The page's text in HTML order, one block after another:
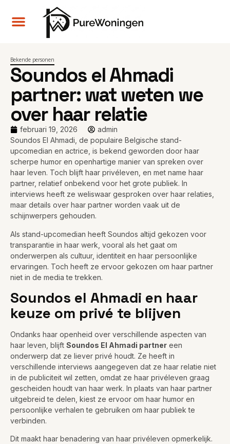
Bekende personen
Soundos el Ahmadi
partner: wat weten we
over haar relatie
februari 19, 2026
admin
Soundos El Ahmadi, de populaire Belgische stand-
upcomedian en actrice, is bekend geworden door haar
scherpe humor en openhartige manier van spreken over
haar leven. Toch blijft haar privéleven, en met name haar
partner, relatief onbekend voor het grote publiek. In
interviews heeft ze weliswaar gesproken over haar relaties,
maar details over haar partner worden vaak uit de
schijnwerpers gehouden.
Als stand-upcomedian heeft Soundos altijd gekozen voor
transparantie in haar werk, vooral als het gaat om
onderwerpen als cultuur, identiteit en haar persoonlijke
ervaringen. Toch heeft ze ervoor gekozen om haar partner
niet in de media te trekken.
Soundos el Ahmadi en haar
keuze om privé te blijven
Ondanks haar openheid over verschillende aspecten van
haar leven, blijft Soundos El Ahmadi partner een
onderwerp dat ze liever privé houdt. Ze heeft in
verschillende interviews aangegeven dat ze haar relatie niet
in de publiciteit wil zetten, omdat ze haar privéleven graag
gescheiden houdt van haar werk. In plaats van haar partner
uitgebreid te delen, kiest ze ervoor om haar humor en
persoonlijke verhalen te gebruiken om haar publiek te
verbinden.
Dit maakt haar benadering van haar privéleven opmerkelijk.